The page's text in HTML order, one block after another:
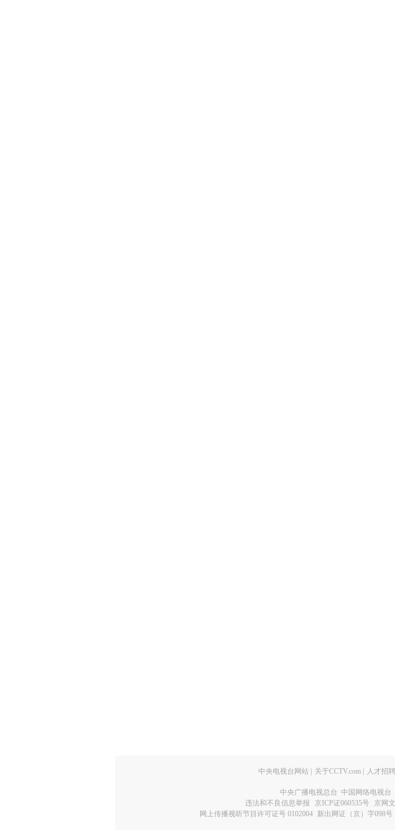
中央电视台网站 关于CCTV.com 人才招聘
中央广播电视总台 中国网络电视台
违法和不良信息举报
京ICP证060535号
京网
网上传播视听节目许可证号 0102004 新出网证（京）字098号